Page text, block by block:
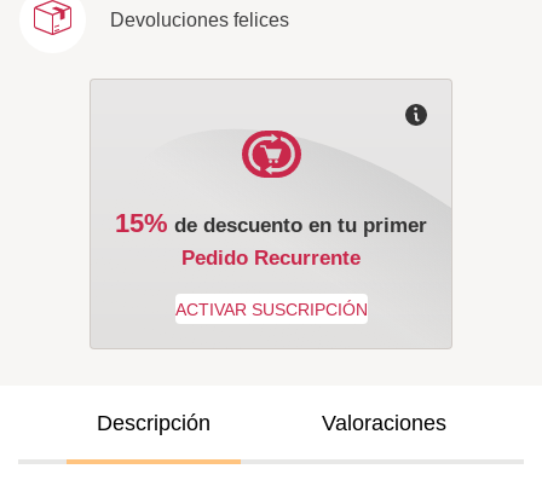
Devoluciones felices
15% de descuento en tu primer
Pedido Recurrente
Descripción Valoraciones